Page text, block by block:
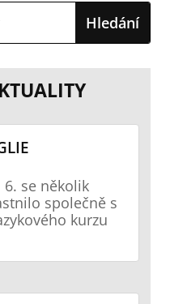
6. se několik
společně s
kurzu